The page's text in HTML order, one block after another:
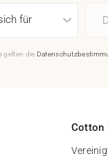
gelten die
Cotton